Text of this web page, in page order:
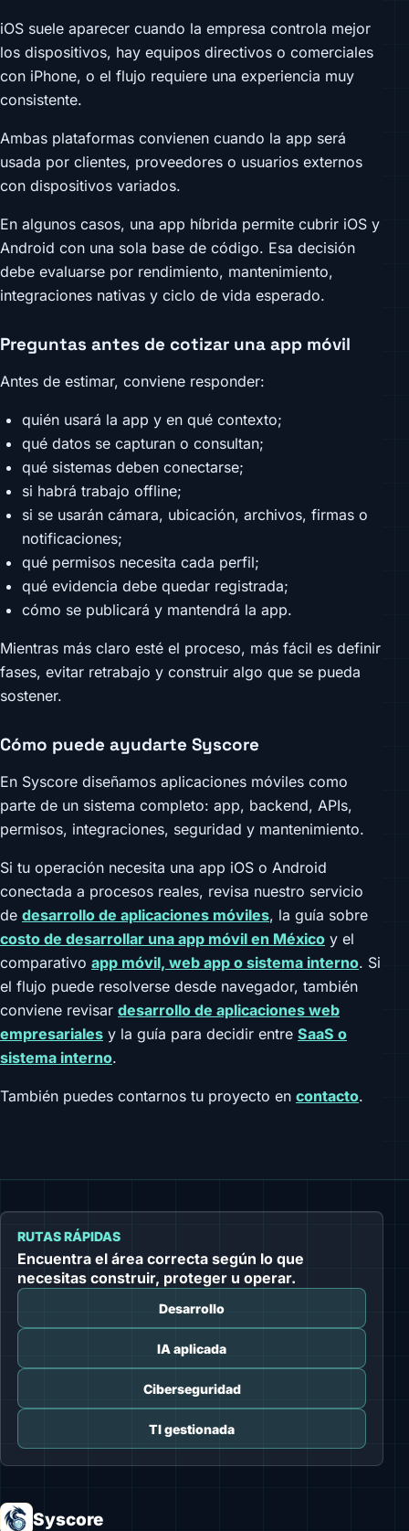
iOS suele aparecer cuando la empresa controla mejor
los dispositivos, hay equipos directivos o comerciales
con iPhone, o el flujo requiere una experiencia muy
consistente.
Ambas plataformas convienen cuando la app será
usada por clientes, proveedores o usuarios externos
con dispositivos variados.
En algunos casos, una app híbrida permite cubrir iOS y
Android con una sola base de código. Esa decisión
debe evaluarse por rendimiento, mantenimiento,
integraciones nativas y ciclo de vida esperado.
Preguntas antes de cotizar una app móvil
Antes de estimar, conviene responder:
quién usará la app y en qué contexto;
qué datos se capturan o consultan;
qué sistemas deben conectarse;
si habrá trabajo offline;
si se usarán cámara, ubicación, archivos, firmas o
notificaciones;
qué permisos necesita cada perfil;
qué evidencia debe quedar registrada;
cómo se publicará y mantendrá la app.
Mientras más claro esté el proceso, más fácil es definir
fases, evitar retrabajo y construir algo que se pueda
sostener.
Cómo puede ayudarte Syscore
En Syscore diseñamos aplicaciones móviles como
parte de un sistema completo: app, backend, APIs,
permisos, integraciones, seguridad y mantenimiento.
Si tu operación necesita una app iOS o Android
conectada a procesos reales, revisa nuestro servicio
de desarrollo de aplicaciones móviles, la guía sobre
costo de desarrollar una app móvil en México y el
comparativo app móvil, web app o sistema interno. Si
el flujo puede resolverse desde navegador, también
conviene revisar desarrollo de aplicaciones web
empresariales y la guía para decidir entre SaaS o
sistema interno.
También puedes contarnos tu proyecto en contacto.
RUTAS RÁPIDAS
Encuentra el área correcta según lo que
necesitas construir, proteger u operar.
Desarrollo
IA aplicada
Ciberseguridad
TI gestionada
Syscore